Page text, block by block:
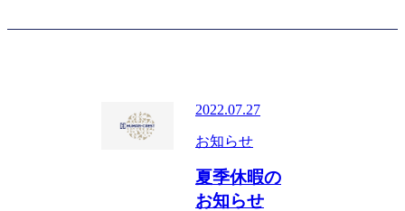
2022.07.27
お知らせ
夏季休暇の
お知らせ